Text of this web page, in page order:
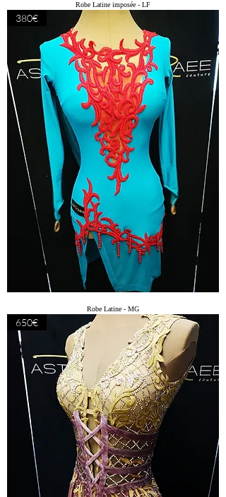
Robe Latine imposée - LF
380€
Robe Latine - MG
650€